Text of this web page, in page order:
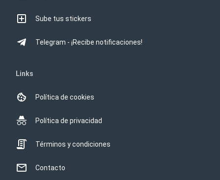
Sube tus stickers
Telegram - ¡Recibe notificaciones!
Links
Política de cookies
Política de privacidad
Términos y condiciones
Contacto